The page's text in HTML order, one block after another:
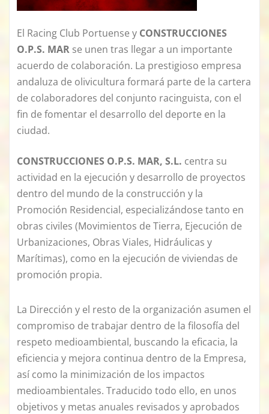
El Racing Club Portuense y CONSTRUCCIONES
O.P.S. MAR se unen tras llegar a un importante
acuerdo de colaboración. La prestigioso empresa
andaluza de olivicultura formará parte de la cartera
de colaboradores del conjunto racinguista, con el
fin de fomentar el desarrollo del deporte en la
ciudad.
CONSTRUCCIONES O.P.S. MAR, S.L. centra su
actividad en la ejecución y desarrollo de proyectos
dentro del mundo de la construcción y la
Promoción Residencial, especializándose tanto en
obras civiles (Movimientos de Tierra, Ejecución de
Urbanizaciones, Obras Viales, Hidráulicas y
Marítimas), como en la ejecución de viviendas de
promoción propia.
La Dirección y el resto de la organización asumen el
compromiso de trabajar dentro de la filosofía del
respeto medioambiental, buscando la eficacia, la
eficiencia y mejora continua dentro de la Empresa,
así como la minimización de los impactos
medioambientales. Traducido todo ello, en unos
objetivos y metas anuales revisados y aprobados